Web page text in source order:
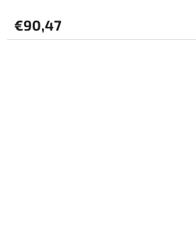
€90,47